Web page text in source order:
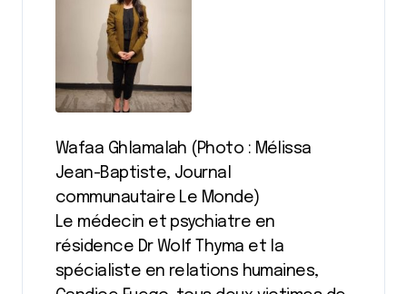
Wafaa Ghlamalah (Photo : Mélissa
Jean-Baptiste, Journal
communautaire Le Monde)
Le médecin et psychiatre en
résidence Dr Wolf Thyma et la
spécialiste en relations humaines,